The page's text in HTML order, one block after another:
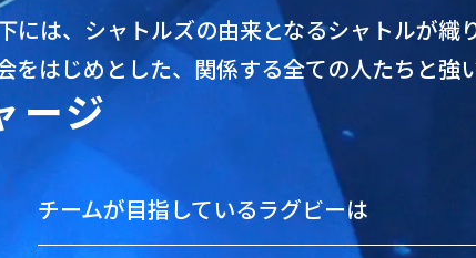
には、シャトルズの由来となるシャトルが
をはじめとした、関係する全ての人たちと強
ージ
チームが目指しているラグビーは